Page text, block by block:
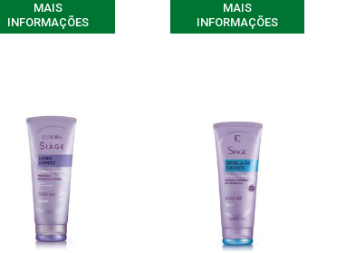
MAIS
INFORMAÇÕES
MAIS
INFORMAÇÕES